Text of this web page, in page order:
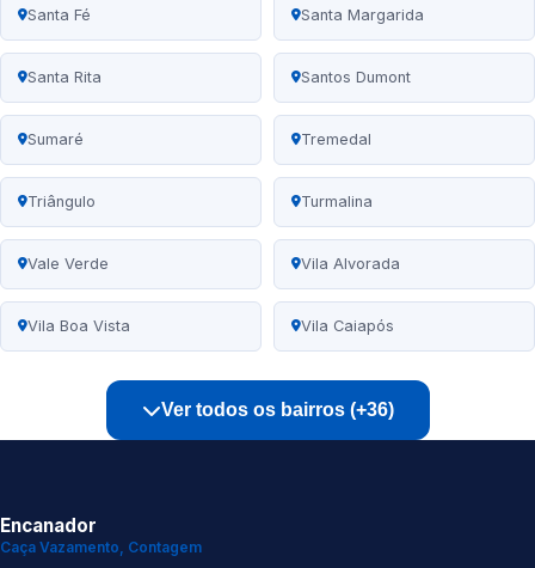
Santa Fé Santa Margarida
Santa Rita Santos Dumont
Sumaré Tremedal
Triângulo Turmalina
Vale Verde Vila Alvorada
Vila Boa Vista Vila Caiapós
Ver todos os bairros (+36)
Encanador
Caça Vazamento, Contagem